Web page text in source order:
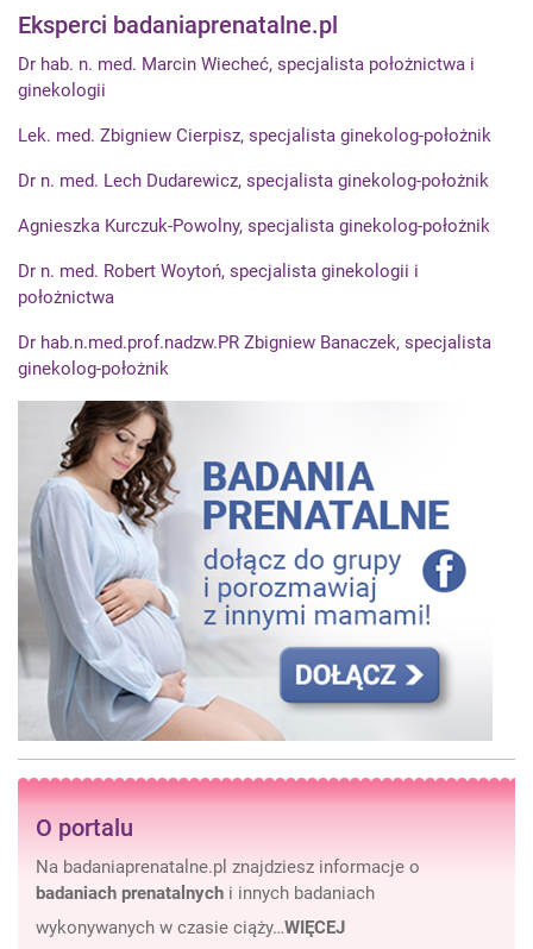
Eksperci badaniaprenatalne.pl
Dr hab. n. med. Marcin Wiecheć, specjalista położnictwa i
ginekologii
Lek. med. Zbigniew Cierpisz, specjalista ginekolog-położnik
Dr n. med. Lech Dudarewicz, specjalista ginekolog-położnik
Agnieszka Kurczuk-Powolny, specjalista ginekolog-położnik
Dr n. med. Robert Woytoń, specjalista ginekologii i
położnictwa
Dr hab.n.med.prof.nadzw.PR Zbigniew Banaczek, specjalista
ginekolog-położnik
O portalu
Na badaniaprenatalne.pl znajdziesz informacje o
badaniach prenatalnych i innych badaniach
wykonywanych w czasie ciąży…WIĘCEJ